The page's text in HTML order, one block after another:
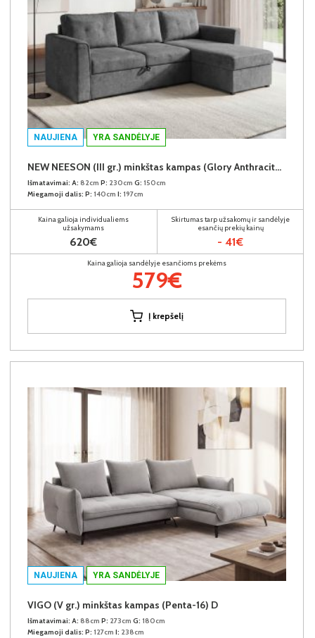
NAUJIENA YRA SANDĖLYJE
NEW NEESON (III gr.) minkštas kampas (Glory Anthracite-18)
Išmatavimai: A: 82cm P: 230cm G: 150cm
Miegamoji dalis: P: 140cm I: 197cm
Kaina galioja individualiems
užsakymams
620€
Skirtumas tarp užsakomų ir sandėlyje
esančių prekių kainų
- 41€
Kaina galioja sandėlyje esančioms prekėms
579€
Į krepšelį
NAUJIENA YRA SANDĖLYJE
VIGO (V gr.) minkštas kampas (Penta-16) D
Išmatavimai: A: 88cm P: 273cm G: 180cm
Miegamoji dalis: P: 127cm I: 238cm